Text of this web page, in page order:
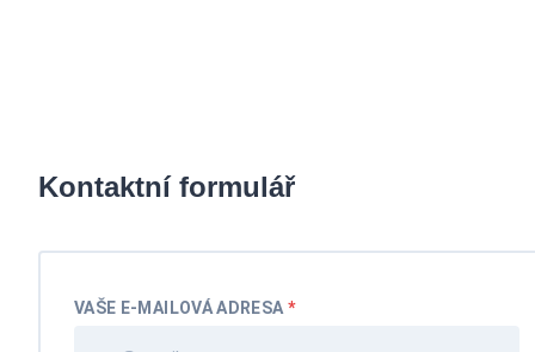
Kontaktní formulář
VAŠE E-MAILOVÁ ADRESA *